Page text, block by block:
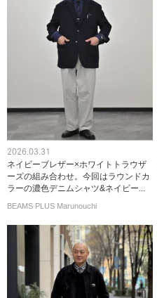
2026.03.31
ネイビーブレザー×ホワイトトラウザ
ーズの組み合わせ。今回はラウンドカ
ラーの濃色デニムシャツ&ネイビー...
BEAMS PLUS Marunouchi